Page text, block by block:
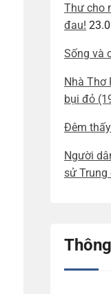
Thư cho
đau!
Sống và
Nhà Thơ
bụi đỏ
Đêm
Người
sử Trung